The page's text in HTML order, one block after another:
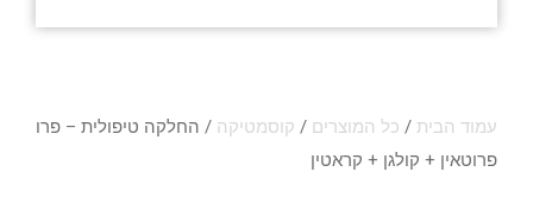
עמוד הבית / כל המוצרים / קוסמטיקה / החלקה טיפולית – פרו
פרוטאין + קולגן + קראטין